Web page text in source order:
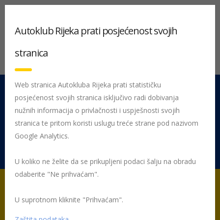
051 212 442 Centrala
Pon - Pet 08:00 - 16:00
Rujevica 9/1, 51000 Rijeka
Početna HAK Članstvo – isplati se biti član
Autoklub Rijeka prati posjećenost svojih
stranica
Web stranica Autokluba Rijeka prati statističku
posjećenost svojih stranica isključivo radi dobivanja
nužnih informacija o privlačnosti i uspješnosti svojih
stranica te pritom koristi uslugu treće strane pod nazivom
Google Analytics.
U koliko ne želite da se prikupljeni podaci šalju na obradu
odaberite "Ne prihvaćam".
U suprotnom kliknite "Prihvaćam".